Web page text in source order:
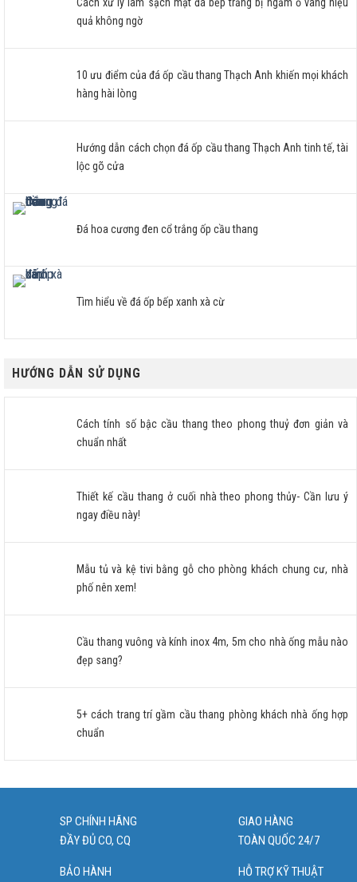
quả không ngờ
10 ưu điểm của đá ốp cầu thang Thạch Anh khiến mọi khách
hàng hài lòng
Hướng dẫn cách chọn đá ốp cầu thang Thạch Anh tinh tế, tài
lộc gõ cửa
Đá hoa cương đen cổ trắng ốp cầu thang
Tìm hiểu về đá ốp bếp xanh xà cừ
HƯỚNG DẪN SỬ DỤNG
Cách tính số bậc cầu thang theo phong thuỷ đơn giản và
chuẩn nhất
Thiết kế cầu thang ở cuối nhà theo phong thủy- Cần lưu ý
ngay điều này!
Mẫu tủ và kệ tivi bằng gỗ cho phòng khách chung cư, nhà
phố nên xem!
Cầu thang vuông và kính inox 4m, 5m cho nhà ống mẫu nào
đẹp sang?
5+ cách trang trí gầm cầu thang phòng khách nhà ống hợp
chuẩn
SP CHÍNH HÃNG
ĐẦY ĐỦ CO, CQ
GIAO HÀNG
TOÀN QUỐC 24/7
BẢO HÀNH
HỖ TRỢ KỸ THUẬT